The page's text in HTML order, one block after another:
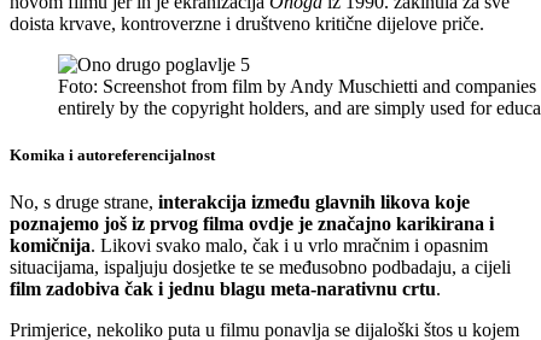
doista krvave, kontroverzne i društveno kritične dijelove priče.
Foto: Screenshot from film by Andy Muschietti and
entirely by the copyright holders, and are simply used for
Komika i autoreferencijalnost
No, s druge strane, interakcija između glavnih likova koje
poznajemo još iz prvog filma ovdje je značajno karikirana i
komičnija. Likovi svako malo, čak i u vrlo mračnim i opasnim
situacijama, ispaljuju dosjetke te se međusobno podbadaju, a cijeli
film zadobiva čak i jednu blagu meta-narativnu crtu.
Primjerice, nekoliko puta u filmu ponavlja se dijaloški štos u kojem